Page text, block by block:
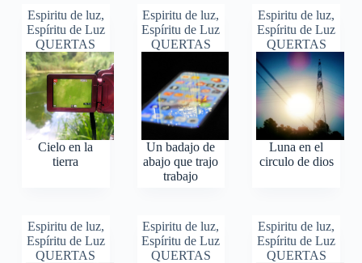
Espiritu de luz,
Espíritu de Luz
QUERTAS
Cielo en la
tierra
Espiritu de luz,
Espíritu de Luz
QUERTAS
Un badajo de
abajo que trajo
trabajo
Espiritu de luz,
Espíritu de Luz
QUERTAS
Luna en el
circulo de dios
Espiritu de luz,
Espíritu de Luz
QUERTAS
Espiritu de luz,
Espíritu de Luz
QUERTAS
Espiritu de luz,
Espíritu de Luz
QUERTAS